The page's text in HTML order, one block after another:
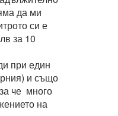
да ми
си е
за 10
при един
и също
че много
на